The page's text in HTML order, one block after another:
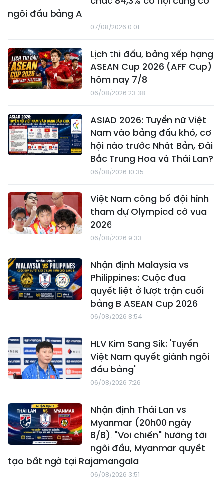
ngôi đầu bảng A
07/08/2026 0:01
Lịch thi đấu, bảng xếp hạng
ASEAN Cup 2026 (AFF Cup)
hôm nay 7/8
06/08/2026 23:38
ASIAD 2026: Tuyển nữ Việt
Nam vào bảng đấu khó, cơ
hội nào trước Nhật Bản, Đài
Bắc Trung Hoa và Thái Lan?
06/08/2026 10:35
Việt Nam công bố đội hình
tham dự Olympiad cờ vua
2026
06/08/2026 9:33
Nhận định Malaysia vs
Philippines: Cuộc đua
quyết liệt ở lượt trận cuối
bảng B ASEAN Cup 2026
06/08/2026 8:54
HLV Kim Sang Sik: 'Tuyển
Việt Nam quyết giành ngôi
đầu bảng'
06/08/2026 7:26
Nhận định Thái Lan vs
Myanmar (20h00 ngày
8/8): "Voi chiến" hướng tới
ngôi đầu, Myanmar quyết
tạo bất ngờ tại Rajamangala
06/08/2026 3:51